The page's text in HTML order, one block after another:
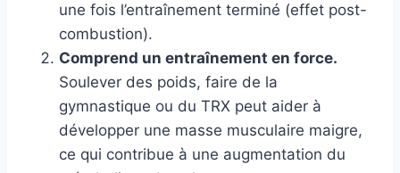
une fois l’entraînement terminé (effet post-
combustion).
Comprend un entraînement en force.
Soulever des poids, faire de la
gymnastique ou du TRX peut aider à
développer une masse musculaire maigre,
ce qui contribue à une augmentation du